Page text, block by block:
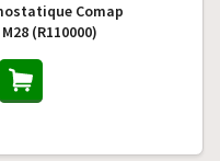
Comap
(R110000)